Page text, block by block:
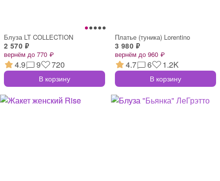
Блуза LT COLLECTION
2 570 ₽
вернём до 770 ₽
4.9 9 720
В корзину
Платье (туника) Lorentino
3 980 ₽
вернём до 960 ₽
4.7 6 1.2K
В корзину